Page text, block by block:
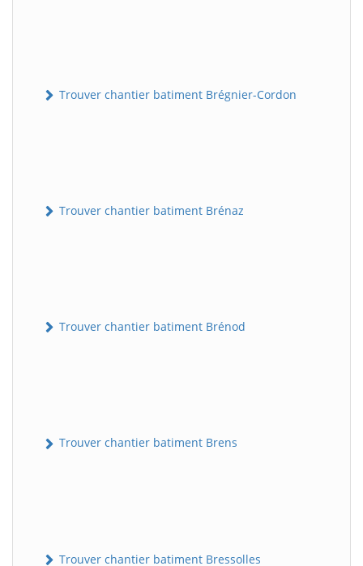
Trouver chantier batiment Brégnier-Cordon
Trouver chantier batiment Brénaz
Trouver chantier batiment Brénod
Trouver chantier batiment Brens
Trouver chantier batiment Bressolles